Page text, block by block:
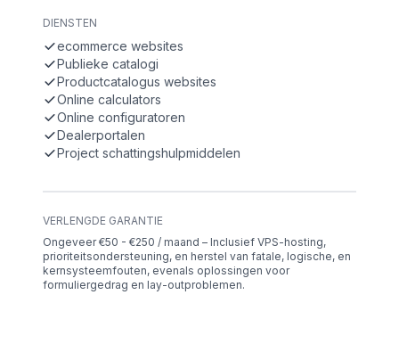
DIENSTEN
ecommerce websites
Publieke catalogi
Productcatalogus websites
Online calculators
Online configuratoren
Dealerportalen
Project schattingshulpmiddelen
VERLENGDE GARANTIE
Ongeveer €50 - €250 / maand – Inclusief VPS-hosting,
prioriteitsondersteuning, en herstel van fatale, logische, en
kernsysteemfouten, evenals oplossingen voor
formuliergedrag en lay-outproblemen.